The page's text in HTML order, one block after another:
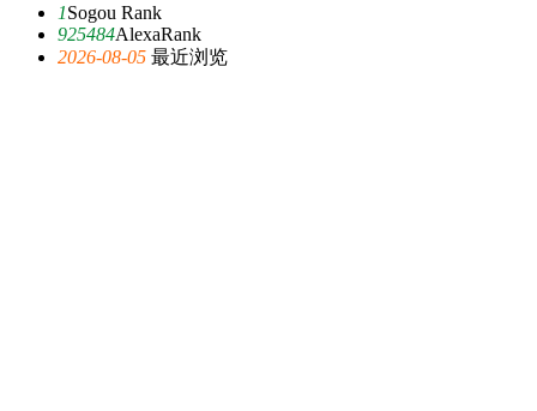
1Sogou Rank
925484AlexaRank
2026-08-05 最近浏览